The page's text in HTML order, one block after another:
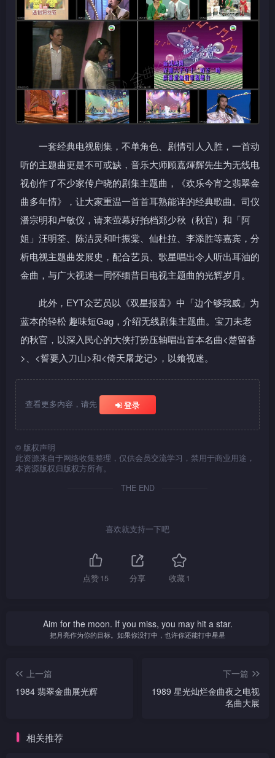
一套经典电视剧集，不单角色、剧情引人入胜，一首动
听的主题曲更是不可或缺，音乐大师顾嘉煇辉先生为无线电
视创作了不少家传户晓的剧集主题曲，《欢乐今宵之翡翠金
曲多年情》，让大家重温一首首耳熟能详的经典歌曲。司仪
潘宗明和卢敏仪，请来萤幕好拍档郑少秋（秋官）和「阿
姐」汪明荃、陈洁灵和叶振棠、仙杜拉、李添胜等嘉宾，分
析电视主题曲发展史，配合艺员、歌星唱出令人听出耳油的
金曲，与广大视迷一同怀缅昔日电视主题曲的光辉岁月。
此外，EYT众艺员以《双星报喜》中「边个够我威」为
蓝本的轻松 趣味短Gag，介绍无线剧集主题曲。宝刀未老
的秋官，以深入民心的大侠打扮压轴唱出首本名曲<楚留香
>、<誓要入刀山>和<倚天屠龙记>，以飨视迷。
查看更多内容，请先 登录
© 版权声明
此资源来自于网络收集整理，仅供会员交流学习，禁用于商业用途，
本资源版权归版权方所有。
THE END
喜欢就支持一下吧
点赞15 分享 收藏 1
Aim for the moon. If you miss, you may hit a star.
把月亮作为你的目标。如果你没打中，也许你还能打中星星
上一篇
1984 翡翠金曲展光辉
下一篇
1989 星光灿烂金曲夜之电视
名曲大展
相关推荐